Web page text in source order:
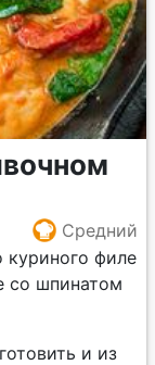
Средний
куриного филе
со шпинатом
и из